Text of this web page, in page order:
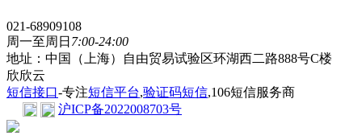
021-68909108
周一至周日 7:00-24:00
地址：中国（上海）自由贸易试验区环湖西二路888号C楼
欣欣云
短信接口-专注短信平台,验证码短信,106短信服务商
沪ICP备2022008703号